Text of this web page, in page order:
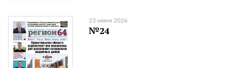
23 июня 2026
№24